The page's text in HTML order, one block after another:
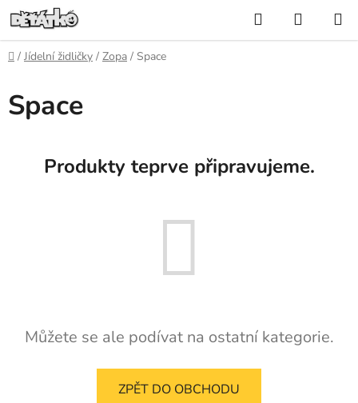
Přejít
na
obsah
Hledat
KOŠÍK
Domů
/ Jídelní židličky / Zopa / Space
Space
Produkty teprve připravujeme.
Můžete se ale podívat na ostatní kategorie.
ZPĚT DO OBCHODU